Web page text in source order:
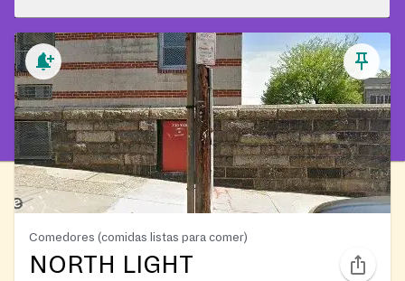
Comedores (comidas listas para comer)
NORTH LIGHT